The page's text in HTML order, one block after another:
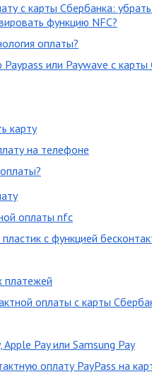
с карты Сбербанка:
функцию NFC?
оплаты?
или Paywave с карты
карту
на телефоне
оплаты nfc
с функцией
платежей
оплаты с карты
Pay или Samsung Pay
оплату PayPass на